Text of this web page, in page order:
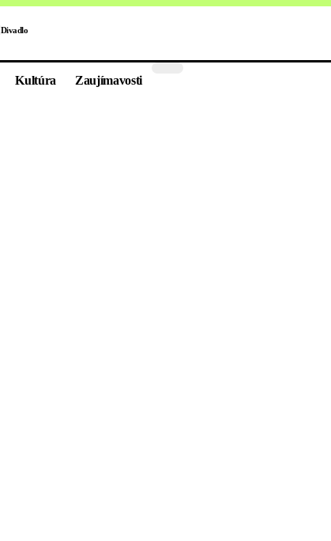
Divadlo
Kultúra Zaujímavosti